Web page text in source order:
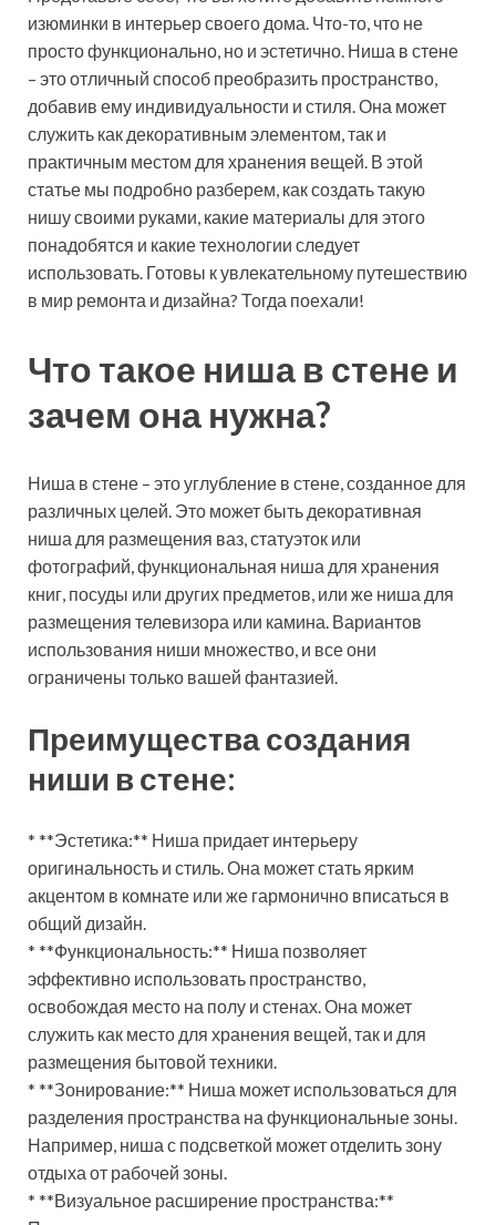
изюминки в интерьер своего дома. Что-то, что не
просто функционально, но и эстетично. Ниша в стене
– это отличный способ преобразить пространство,
добавив ему индивидуальности и стиля. Она может
служить как декоративным элементом, так и
практичным местом для хранения вещей. В этой
статье мы подробно разберем, как создать такую
нишу своими руками, какие материалы для этого
понадобятся и какие технологии следует
использовать. Готовы к увлекательному путешествию
в мир ремонта и дизайна? Тогда поехали!
Что такое ниша в стене и
зачем она нужна?
Ниша в стене – это углубление в стене, созданное для
различных целей. Это может быть декоративная
ниша для размещения ваз, статуэток или
фотографий, функциональная ниша для хранения
книг, посуды или других предметов, или же ниша для
размещения телевизора или камина. Вариантов
использования ниши множество, и все они
ограничены только вашей фантазией.
Преимущества создания
ниши в стене:
* **Эстетика:** Ниша придает интерьеру
оригинальность и стиль. Она может стать ярким
акцентом в комнате или же гармонично вписаться в
общий дизайн.
* **Функциональность:** Ниша позволяет
эффективно использовать пространство,
освобождая место на полу и стенах. Она может
служить как место для хранения вещей, так и для
размещения бытовой техники.
* **Зонирование:** Ниша может использоваться для
разделения пространства на функциональные зоны.
Например, ниша с подсветкой может отделить зону
отдыха от рабочей зоны.
* **Визуальное расширение пространства:**